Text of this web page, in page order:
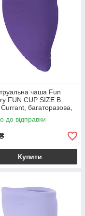
чаша Fun
FUN CUP SIZE B
багаторазова,
4,3 см, об’єм 30 мл
до відправки
Купити